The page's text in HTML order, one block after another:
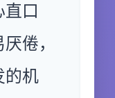
口
倦，
的机